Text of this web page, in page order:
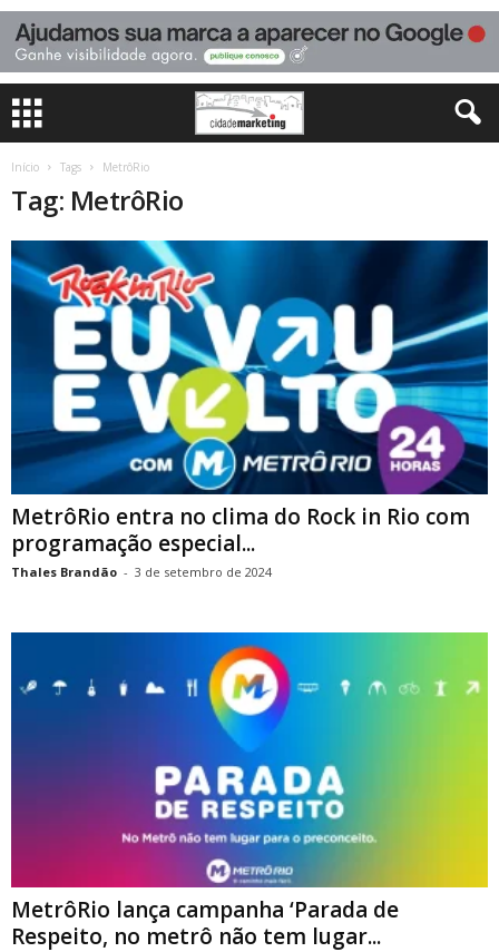
Início Tags MetrôRio
Tag: MetrôRio
MetrôRio entra no clima do Rock in Rio com
programação especial...
Thales Brandão - 3 de setembro de 2024
MetrôRio lança campanha ‘Parada de
Respeito, no metrô não tem lugar...